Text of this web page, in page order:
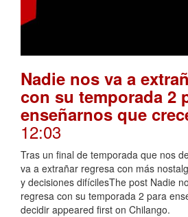
Nadie nos va a
con su temporada 2
enseñarnos que
12:03
Tras un final de temporada que nos
va a extrañar regresa con más
y decisiones difícilesThe post Nadie
regresa con su temporada 2 para
decidir appeared first on Chilango.